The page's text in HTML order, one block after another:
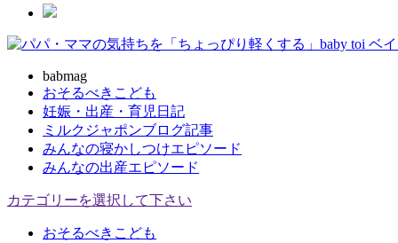
babmag
おそるべきこども
妊娠・出産・育児日記
ミルクジャポンブログ記事
みんなの寝かしつけエピソード
みんなの出産エピソード
カテゴリーを選択して下さい
おそるべきこども